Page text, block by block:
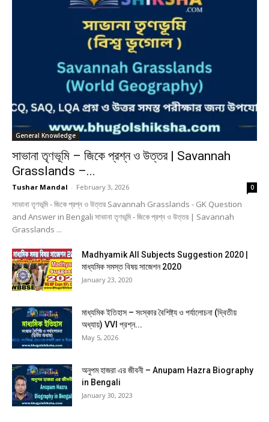
General Knowledge
সাভানা তৃণভূমি – জিকে প্রশ্ন ও উত্তর | Savannah
Grasslands –...
Tushar Mandal - February 3, 2026 0
সাভানা তৃণভূমি - জিকে প্রশ্ন ও উত্তর Savannah Grasslands - GK Question
and Answer in Bengali সাভানা তৃণভূমি - জিকে প্রশ্ন ও উত্তর | Savannah
Grasslands ...
Madhyamik All Subjects Suggestion 2020 |
মাধ্যমিক সমস্ত বিষয় সাজেশন 2020
January 23, 2020
মাধ্যমিক ইতিহাস – সংস্কার বৈশিষ্ট্য ও পর্যালোচনা (দ্বিতীয়
অধ্যায়) VVI প্রশ্ন...
May 5, 2026
অনুপম হাজরা এর জীবনী – Anupam Hazra Biography
in Bengali
January 30, 2023